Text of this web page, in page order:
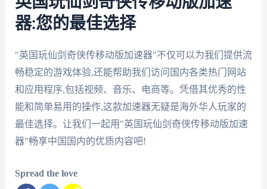
器:您的最佳选择
"英国玩仙剑奇侠传移动版加速器"不仅可以为我们提供流
畅稳定的游戏体验,还能帮助我们访问国内各类热门网站
和应用程序,包括视频、音乐、电商等。凭借其优秀的性
能和简单易用的操作,这款加速器无疑是海外华人玩家的
最佳选择。让我们一起用"英国玩仙剑奇侠传移动版加速
器"畅享中国国内的优质内容吧!
Spread the love